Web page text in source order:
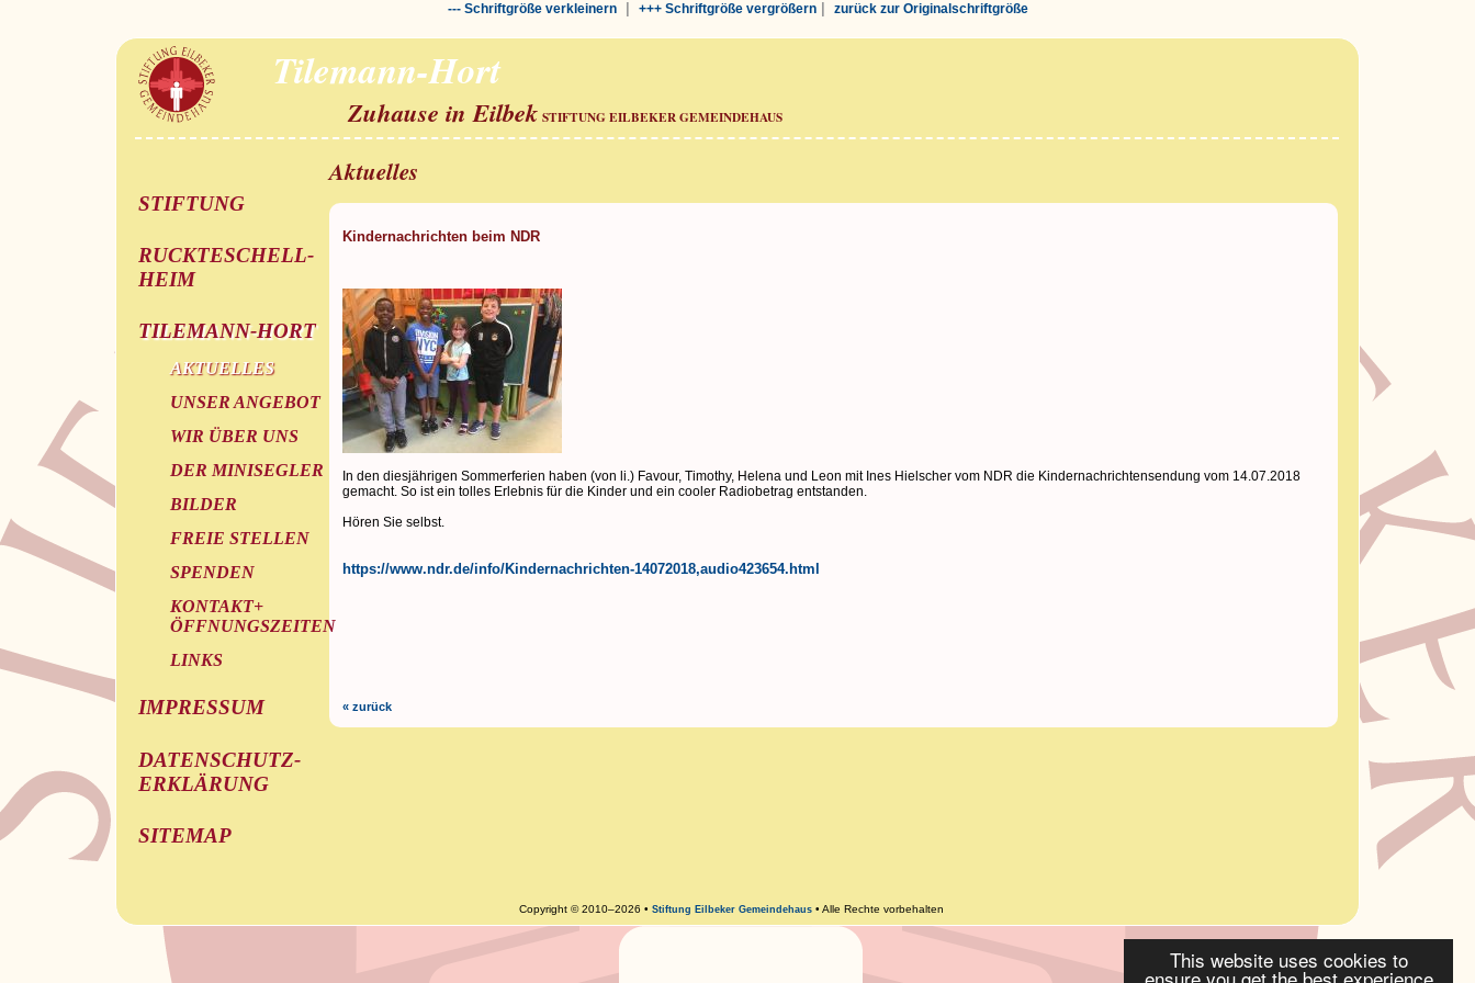
This website uses cookies to
--- Schriftgröße verkleinern| +++ Schriftgröße vergrößern| zurück zur Originalschriftgröße
Tilemann-Hort
Zuhause in Eilbek STIFTUNG EILBEKER GEMEINDEHAUS
STIFTUNG
RUCKTESCHELL-
HEIM
TILEMANN-HORT
AKTUELLES
UNSER ANGEBOT
WIR ÜBER UNS
DER MINISEGLER
BILDER
FREIE STELLEN
SPENDEN
KONTAKT+
ÖFFNUNGSZEITEN
LINKS
IMPRESSUM
DATENSCHUTZ-
ERKLÄRUNG
SITEMAP
Aktuelles
Kindernachrichten beim NDR
In den diesjährigen Sommerferien haben (von li.) Favour, Timothy, Helena und Leon mit Ines Hielscher vom NDR die Kindernachrichtensendung vom 14.07.2018
gemacht. So ist ein tolles Erlebnis für die Kinder und ein cooler Radiobetrag entstanden.
Hören Sie selbst.
https://www.ndr.de/info/Kindernachrichten-14072018,audio423654.html
« zurück
Copyright © 2010–2026 • Stiftung Eilbeker Gemeindehaus• Alle Rechte vorbehalten